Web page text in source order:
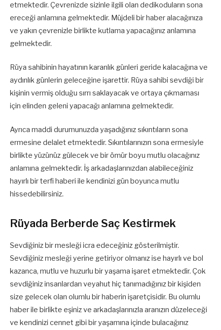
etmektedir. Çevrenizde sizinle ilgili olan dedikoduların sona
ereceği anlamına gelmektedir. Müjdeli bir haber alacağınıza
ve yakın çevrenizle birlikte kutlama yapacağınız anlamına
gelmektedir.
Rüya sahibinin hayatının karanlık günleri geride kalacağına ve
aydınlık günlerin geleceğine işarettir. Rüya sahibi sevdiği bir
kişinin vermiş olduğu sırrı saklayacak ve ortaya çıkmaması
için elinden geleni yapacağı anlamına gelmektedir.
Ayrıca maddi durumunuzda yaşadığınız sıkıntıların sona
ermesine delalet etmektedir. Sıkıntılarınızın sona ermesiyle
birlikte yüzünüz gülecek ve bir ömür boyu mutlu olacağınız
anlamına gelmektedir. İş arkadaşlarınızdan alabileceğiniz
hayırlı bir terfi haberi ile kendinizi gün boyunca mutlu
hissedebilirsiniz.
Rüyada Berberde Saç Kestirmek
Sevdiğiniz bir mesleği icra edeceğiniz gösterilmiştir.
Sevdiğiniz mesleği yerine getiriyor olmanız ise hayırlı ve bol
kazanca, mutlu ve huzurlu bir yaşama işaret etmektedir. Çok
sevdiğiniz insanlardan veyahut hiç tanımadığınız bir kişiden
size gelecek olan olumlu bir haberin işaretçisidir. Bu olumlu
haber ile birlikte eşiniz ve arkadaşlarınızla aranızın düzeleceği
ve kendinizi cennet gibi bir yaşamına içinde bulacağınız